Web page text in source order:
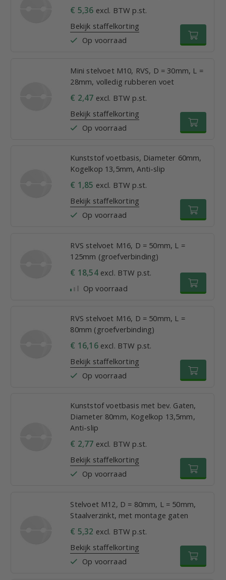
€ 5,36 excl. BTW p.st.
Bekijk staffelkorting
Op voorraad
Mini stelvoet M10, RVS, D = 30mm, L =
28mm, volledig rubberen voet
€ 2,47 excl. BTW p.st.
Bekijk staffelkorting
Op voorraad
Kunststof voetbasis, Diameter 60mm,
Kogelkop 13,5mm, Anti-slip
€ 1,85 excl. BTW p.st.
Bekijk staffelkorting
Op voorraad
RVS stelvoet M16, D = 50mm, L =
125mm (groefverbinding)
€ 18,54excl. BTW p.st.
Op voorraad
RVS stelvoet M16, D = 50mm, L =
80mm (groefverbinding)
€ 16,16excl. BTW p.st.
Bekijk staffelkorting
Op voorraad
Kunststof voetbasis met bev. Gaten,
Diameter 80mm, Kogelkop 13,5mm,
Anti-slip
€ 2,77 excl. BTW p.st.
Bekijk staffelkorting
Op voorraad
Stelvoet M12, D = 80mm, L = 50mm,
Staalverzinkt, met montage gaten
€ 5,32 excl. BTW p.st.
Bekijk staffelkorting
Op voorraad